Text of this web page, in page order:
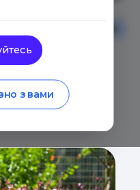
дитини і
з вами